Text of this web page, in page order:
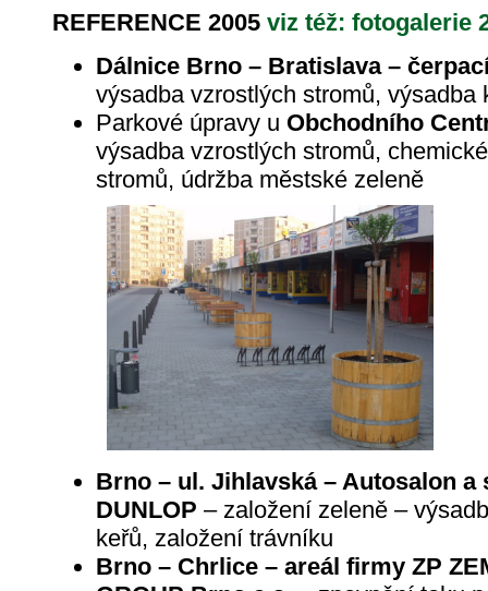
REFERENCE 2005 viz též: fotogalerie
Dálnice Brno – Bratislava –
výsadba vzrostlých stromů, výsadba
Parkové úpravy u Obchodního
výsadba vzrostlých stromů,
stromů, údržba městské zeleně
Brno – ul. Jihlavská – Autosalon
DUNLOP – založení zeleně –
keřů, založení trávníku
Brno – Chrlice – areál firmy ZP